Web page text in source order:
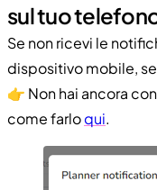
sul tuo
Se non ricevi le
dispositivo mobile,
👉 Non hai ancora
come farloqui.